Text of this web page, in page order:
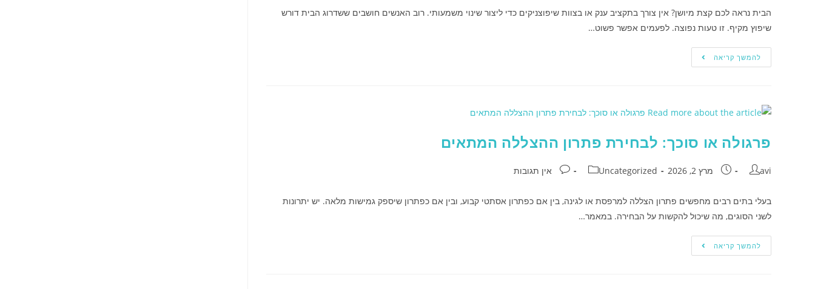
הבית נראה לכם קצת מיושן? אין צורך בתקציב ענק או בצוות שיפוצניקים כדי ליצור שינוי משמעותי. רוב האנשים חושבים ששדרוג הבית דורש
שיפוץ מקיף. זו טעות נפוצה. לפעמים אפשר פשוט…
להמשך קריאה
פרגולה או סוכך: לבחירת פתרון ההצללה המתאים
avi מרץ 2, 2026 Uncategorized אין תגובות
בעלי בתים רבים מחפשים פתרון הצללה למרפסת או לגינה, בין אם כפתרון אסתטי קבוע, ובין אם כפתרון שיספק גמישות מלאה. יש יתרונות
לשני הסוגים, מה שיכול להקשות על הבחירה. במאמר…
להמשך קריאה